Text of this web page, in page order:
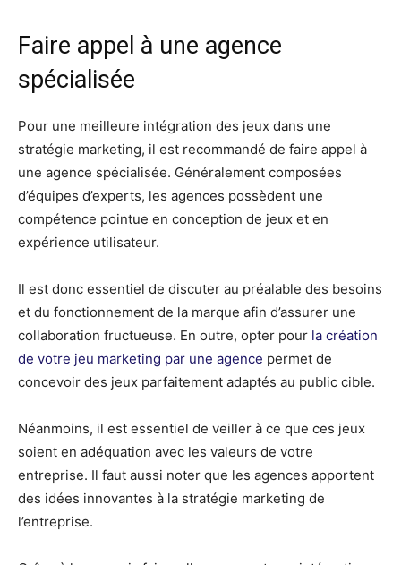
Faire appel à une agence
spécialisée
Pour une meilleure intégration des jeux dans une
stratégie marketing, il est recommandé de faire appel à
une agence spécialisée. Généralement composées
d’équipes d’experts, les agences possèdent une
compétence pointue en conception de jeux et en
expérience utilisateur.
Il est donc essentiel de discuter au préalable des besoins
et du fonctionnement de la marque afin d’assurer une
collaboration fructueuse. En outre, opter pour la création
de votre jeu marketing par une agence permet de
concevoir des jeux parfaitement adaptés au public cible.
Néanmoins, il est essentiel de veiller à ce que ces jeux
soient en adéquation avec les valeurs de votre
entreprise. Il faut aussi noter que les agences apportent
des idées innovantes à la stratégie marketing de
l’entreprise.